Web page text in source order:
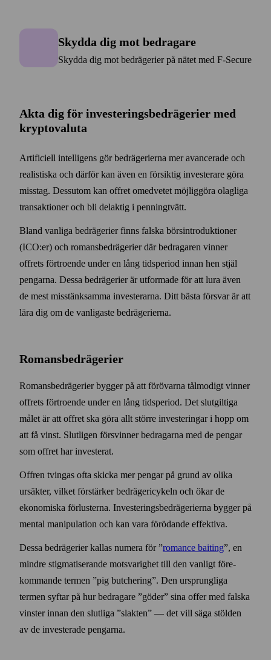
Skydda dig mot bedragare
Skydda dig mot bedrägerier på nätet med F‑Secure
Akta dig för investerings­bedrägerier med
krypto­valuta
Artificiell intelligens gör bedrägerierna mer avancerade och
realistiska och därför kan även en försiktig investerare göra
misstag. Dess­utom kan offret omedvetet möjlig­göra olagliga
trans­aktioner och bli delaktig i penning­tvätt.
Bland vanliga bedrägerier finns falska börs­introduktioner
(ICO:er) och romans­bedrägerier där bedragaren vinner
offrets förtroende under en lång tids­period innan hen stjäl
pengarna. Dessa bedrägerier är utformade för att lura även
de mest miss­tänksamma investerarna. Ditt bästa försvar är att
lära dig om de vanligaste bedrägerierna.
Romans­bedrägerier
Romans­bedrägerier bygger på att förövarna tål­modigt vinner
offrets förtroende under en lång tids­period. Det slut­giltiga
målet är att offret ska göra allt större investeringar i hopp om
att få vinst. Slutligen försvinner bedragarna med de pengar
som offret har investerat.
Offren tvingas ofta skicka mer pengar på grund av olika
ursäkter, vilket förstärker bedrägeri­cykeln och ökar de
ekonomiska förlusterna. Investerings­bedrägerierna bygger på
mental manipulation och kan vara förödande effektiva.
Dessa bedrägerier kallas numera för ”romance baiting”, en
mindre stigmatiserande mot­svarighet till den vanligt före­
kommande termen ”pig butchering”. Den ursprungliga
termen syftar på hur bedragare ”göder” sina offer med falska
vinster innan den slutliga ”slakten” — det vill säga stölden
av de investerade pengarna.